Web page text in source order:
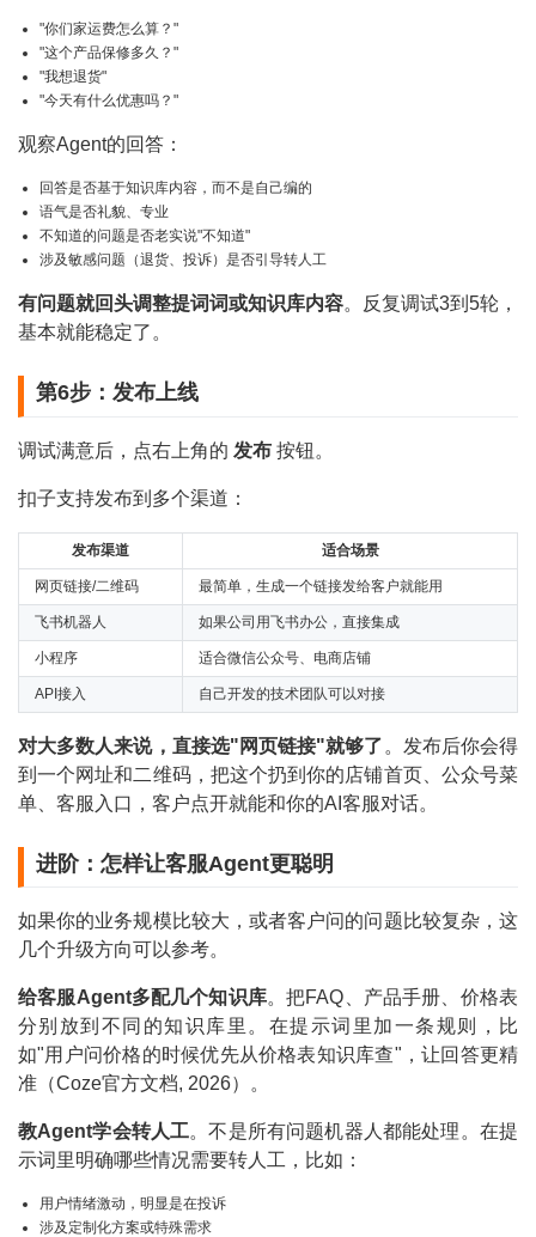
"你们家运费怎么算？"
"这个产品保修多久？"
"我想退货"
"今天有什么优惠吗？"
观察Agent的回答：
回答是否基于知识库内容，而不是自己编的
语气是否礼貌、专业
不知道的问题是否老实说"不知道"
涉及敏感问题（退货、投诉）是否引导转人工
有问题就回头调整提词词或知识库内容。反复调试3到5轮，
基本就能稳定了。
第6步：发布上线
调试满意后，点右上角的 发布 按钮。
扣子支持发布到多个渠道：
发布渠道 适合场景
网页链接/二维码 最简单，生成一个链接发给客户就能用
飞书机器人 如果公司用飞书办公，直接集成
小程序 适合微信公众号、电商店铺
API接入 自己开发的技术团队可以对接
对大多数人来说，直接选"网页链接"就够了 。发布后你会得
到一个网址和二维码，把这个扔到你的店铺首页、公众号菜
单、客服入口，客户点开就能和你的AI客服对话。
进阶：怎样让客服Agent更聪明
如果你的业务规模比较大，或者客户问的问题比较复杂，这
几个升级方向可以参考。
给客服Agent多配几个知识库。把FAQ、产品手册、价格表
分别放到不同的知识库里。在提示词里加一条规则，比
如"用户问价格的时候优先从价格表知识库查"，让回答更精
准（Coze官方文档, 2026）。
教Agent学会转人工。不是所有问题机器人都能处理。在提
示词里明确哪些情况需要转人工，比如：
用户情绪激动，明显是在投诉
涉及定制化方案或特殊需求